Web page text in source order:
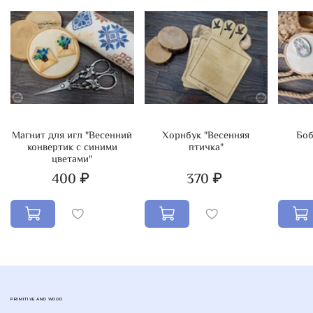
матрёшка" можно собрать удобный для вас комплект
нужных и красивых аксессуаров, которые украсят и
сделают более удобным ваш вышивальный процесс!
Магнит для игл "Весенний
конвертик с синими
цветами"
400 ₽
Хорнбук "Весенняя
птичка"
370 ₽
PRIMITIVE AND WOOD